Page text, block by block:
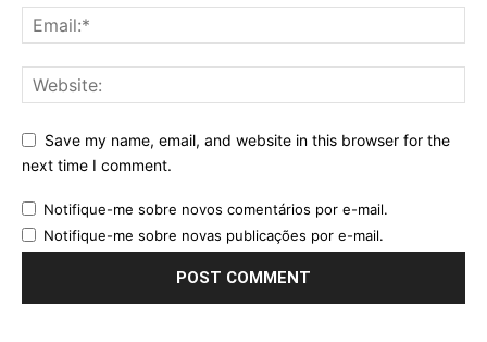
Save my name, email, and website in this browser for the
next time I comment.
Notifique-me sobre novos comentários por e-mail.
Notifique-me sobre novas publicações por e-mail.